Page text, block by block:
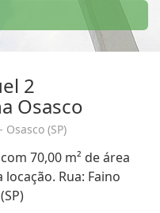
2
Osasco
(SP)
70,00 m² de área
Rua: Faino